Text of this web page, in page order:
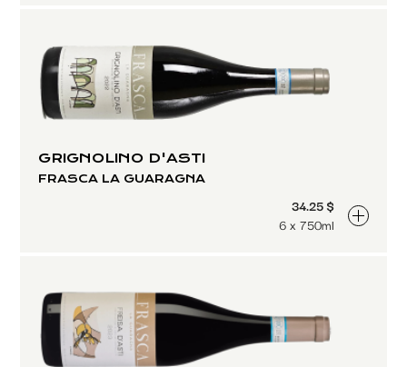
GRIGNOLINO D'ASTI
FRASCA LA GUARAGNA
34.25 $
6 x 750ml